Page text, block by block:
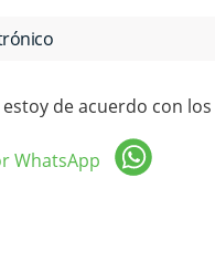
de acuerdo con los
WhatsApp